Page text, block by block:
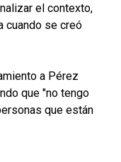
el contexto,
cuando se creó
a Pérez
que "no tengo
que están